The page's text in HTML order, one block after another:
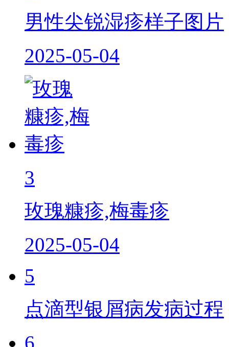
男性尖锐湿疹样子图片
2025-05-04
3
玫瑰糠疹,梅毒疹
2025-05-04
5
点滴型银屑病发病过程
6